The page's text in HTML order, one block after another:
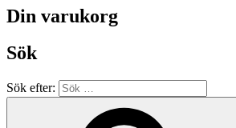
Din varukorg
Sök
Sök efter: